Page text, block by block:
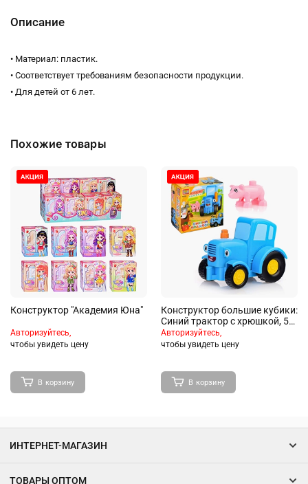
Описание
• Материал: пластик.
• Соответствует требованиям безопасности продукции.
• Для детей от 6 лет.
Похожие товары
Конструктор "Академия Юна"
Авторизуйтесь,
чтобы увидеть цену
В корзину
Конструктор большие кубики:
Синий трактор с хрюшкой, 5
дет.
Авторизуйтесь,
чтобы увидеть цену
В корзину
ИНТЕРНЕТ-МАГАЗИН
ТОВАРЫ ОПТОМ